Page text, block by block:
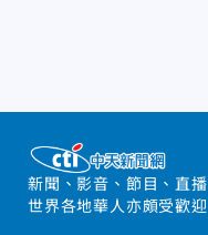
新聞、影音、節目、直
世界各地華人亦頗受歡